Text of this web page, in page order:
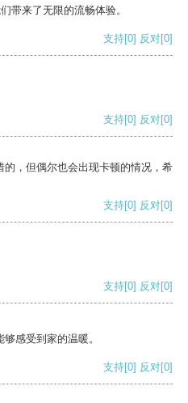
带来了无限的流畅体验。
支持[0] 反对[0]
支持[0] 反对[0]
，但偶尔也会出现卡顿的情况，希
支持[0] 反对[0]
支持[0] 反对[0]
感受到家的温暖。
支持[0] 反对[0]